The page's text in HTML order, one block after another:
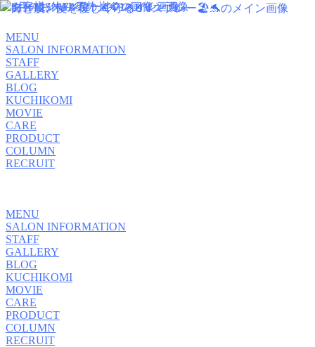
MENU
SALON INFORMATION
STAFF
GALLERY
BLOG
KUCHIKOMI
MOVIE
CARE
PRODUCT
COLUMN
RECRUIT
MENU
SALON INFORMATION
STAFF
GALLERY
BLOG
KUCHIKOMI
MOVIE
CARE
PRODUCT
COLUMN
RECRUIT